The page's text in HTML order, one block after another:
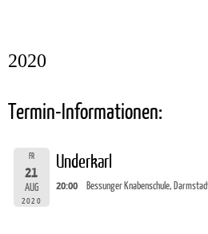
2020
Termin-Informationen:
FR
21
AUG
2020
Underkarl
20:00 Bessunger Knabenschule,